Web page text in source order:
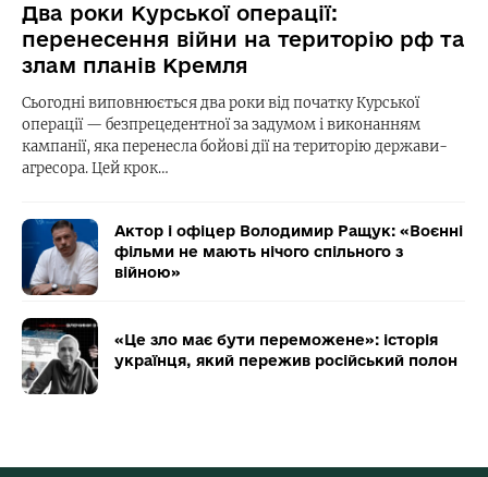
Два роки Курської операції:
перенесення війни на територію рф та
злам планів Кремля
Сьогодні виповнюється два роки від початку Курської
операції — безпрецедентної за задумом і виконанням
кампанії, яка перенесла бойові дії на територію держави-
агресора. Цей крок…
Актор і офіцер Володимир Ращук: «Воєнні
фільми не мають нічого спільного з
війною»
«Це зло має бути переможене»: історія
українця, який пережив російський полон